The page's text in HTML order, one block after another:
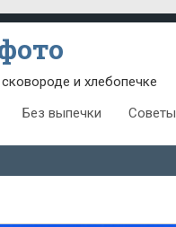
и хлебопечке
Без выпечки Советы